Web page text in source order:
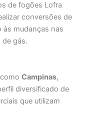
de fogões Lofra
conversões de
às mudanças nas
de gás.
comoCampinas,
diversificado de
que utilizam